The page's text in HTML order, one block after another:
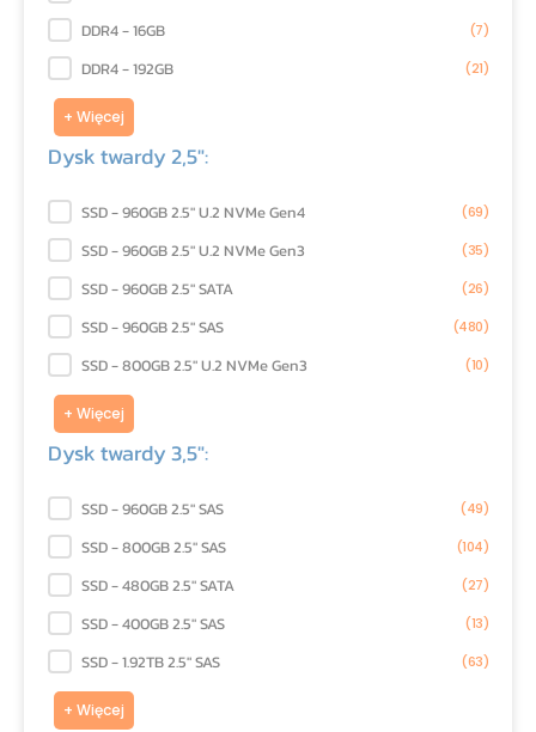
DDR4 - 16GB (7)
DDR4 - 192GB (21)
+ Więcej
Dysk twardy 2,5":
Dysk twardy 2,5":
SSD - 960GB 2.5" U.2 NVMe Gen4 (69)
SSD - 960GB 2.5" U.2 NVMe Gen3 (35)
SSD - 960GB 2.5" SATA (26)
SSD - 960GB 2.5" SAS (480)
SSD - 800GB 2.5" U.2 NVMe Gen3 (10)
+ Więcej
Dysk twardy 3,5":
Dysk twardy 3,5":
SSD - 960GB 2.5" SAS (49)
SSD - 800GB 2.5" SAS (104)
SSD - 480GB 2.5" SATA (27)
SSD - 400GB 2.5" SAS (13)
SSD - 1.92TB 2.5" SAS (63)
+ Więcej